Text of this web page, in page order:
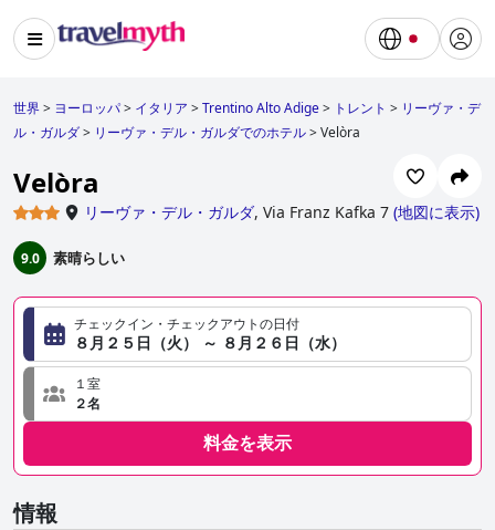
世界> ヨーロッパ> イタリア >Trentino Alto Adige> トレント > リーヴァ・デ
ル・ガルダ> リーヴァ・デル・ガルダでのホテル>Velòra
Velòra
リーヴァ・デル・ガルダ, Via Franz Kafka 7 (地図に表示)
9.0 素晴らしい
チェックイン・チェックアウトの日付
８月２５日（火） ～ ８月２６日（水）
１室
２名
料金を表示
情報